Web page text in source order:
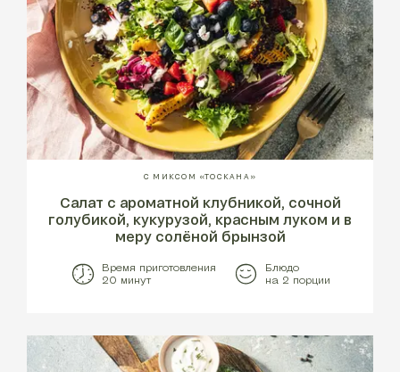
С МИКСОМ «ТОСКАНА»
Салат с ароматной клубникой, сочной
голубикой, кукурузой, красным луком и в
меру солёной брынзой
Время приготовления
20 минут
Блюдо
на 2 порции